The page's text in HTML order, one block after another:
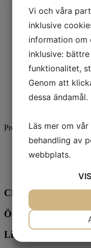
11
Produkter per sida
12
36
Chalmersgatan 29
Övre Husargatan
Linnégatan 76
Vi och våra
inklusive
information om
inklusive:
funktionalitet,
Genom att
dessa ändamål.
Läs mer om
behandling av
webbplats.